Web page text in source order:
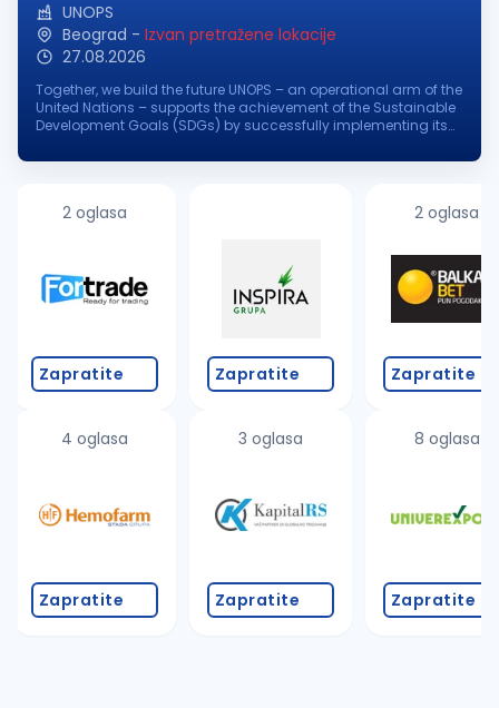
UNOPS
Beograd - Izvan pretražene lokacije
27.08.2026
Together, we build the future UNOPS – an operational arm of the
United Nations – supports the achievement of the Sustainable
Development Goals (SDGs) by successfully implementing its
projects aro...
2 oglasa
Zapratite
4 oglasa
Zapratite
Zapratite
3 oglasa
Zapratite
2 oglasa
Zapratite
8 oglasa
Zapratite